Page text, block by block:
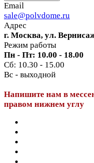
Email
sale@polvdome.ru
Адрес
г. Москва, ул.
Режим работы
Пн - Пт: 10.00 - 18.00
Сб: 10.30 - 15.00
Вс - выходной
Напишите нам в
правом нижнем углу